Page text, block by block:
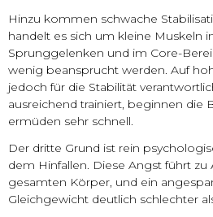
Hinzu kommen schwache
handelt es sich um kleine Muskeln
Sprunggelenken und im Core-
wenig beansprucht werden. Auf
jedoch für die Stabilität
ausreichend trainiert, beginnen die
ermüden sehr schnell.
Der dritte Grund ist rein
dem Hinfallen. Diese Angst führt
gesamten Körper, und ein
Gleichgewicht deutlich schlechter